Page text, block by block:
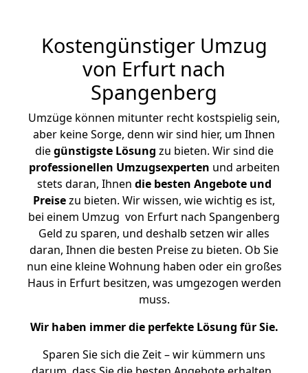
Kostengünstiger Umzug
von Erfurt nach
Spangenberg
Umzüge können mitunter recht kostspielig sein,
aber keine Sorge, denn wir sind hier, um Ihnen
diegünstigste Lösung zu bieten. Wir sind die
professionellen Umzugsexperten und arbeiten
stets daran, Ihnen die besten Angebote und
Preisezu bieten. Wir wissen, wie wichtig es ist,
bei einem Umzug von Erfurt nach Spangenberg
Geld zu sparen, und deshalb setzen wir alles
daran, Ihnen die besten Preise zu bieten. Ob Sie
nun eine kleine Wohnung haben oder ein großes
Haus in Erfurt besitzen, was umgezogen werden
muss.
Wir haben immer die perfekte Lösung für Sie.
Sparen Sie sich die Zeit – wir kümmern uns